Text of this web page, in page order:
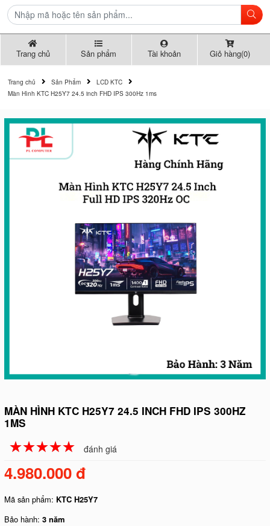
Trang chủ Sản phẩm Tài khoản Giỏ hàng(0)
Trang chủ Sản Phẩm
LCD KTC
Màn Hình KTC H25Y7 24.5 inch FHD IPS 300Hz 1ms
MÀN HÌNH KTC H25Y7 24.5 INCH FHD IPS 300HZ
1MS
☆☆☆☆☆
★★★★★ đánh giá
4.980.000 đ
Mã sản phẩm: KTC H25Y7
Bảo hành:3 năm